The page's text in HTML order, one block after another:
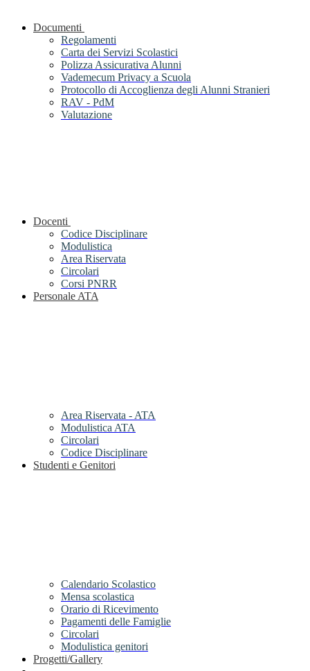
Documenti
Regolamenti
Carta dei Servizi Scolastici
Polizza Assicurativa Alunni
Vademecum Privacy a Scuola
Protocollo di Accoglienza degli Alunni Stranieri
RAV - PdM
Valutazione
Docenti
Codice Disciplinare
Modulistica
Area Riservata
Circolari
Corsi PNRR
Personale ATA
Area Riservata - ATA
Modulistica ATA
Circolari
Codice Disciplinare
Studenti e Genitori
Calendario Scolastico
Mensa scolastica
Orario di Ricevimento
Pagamenti delle Famiglie
Circolari
Modulistica genitori
Progetti/Gallery